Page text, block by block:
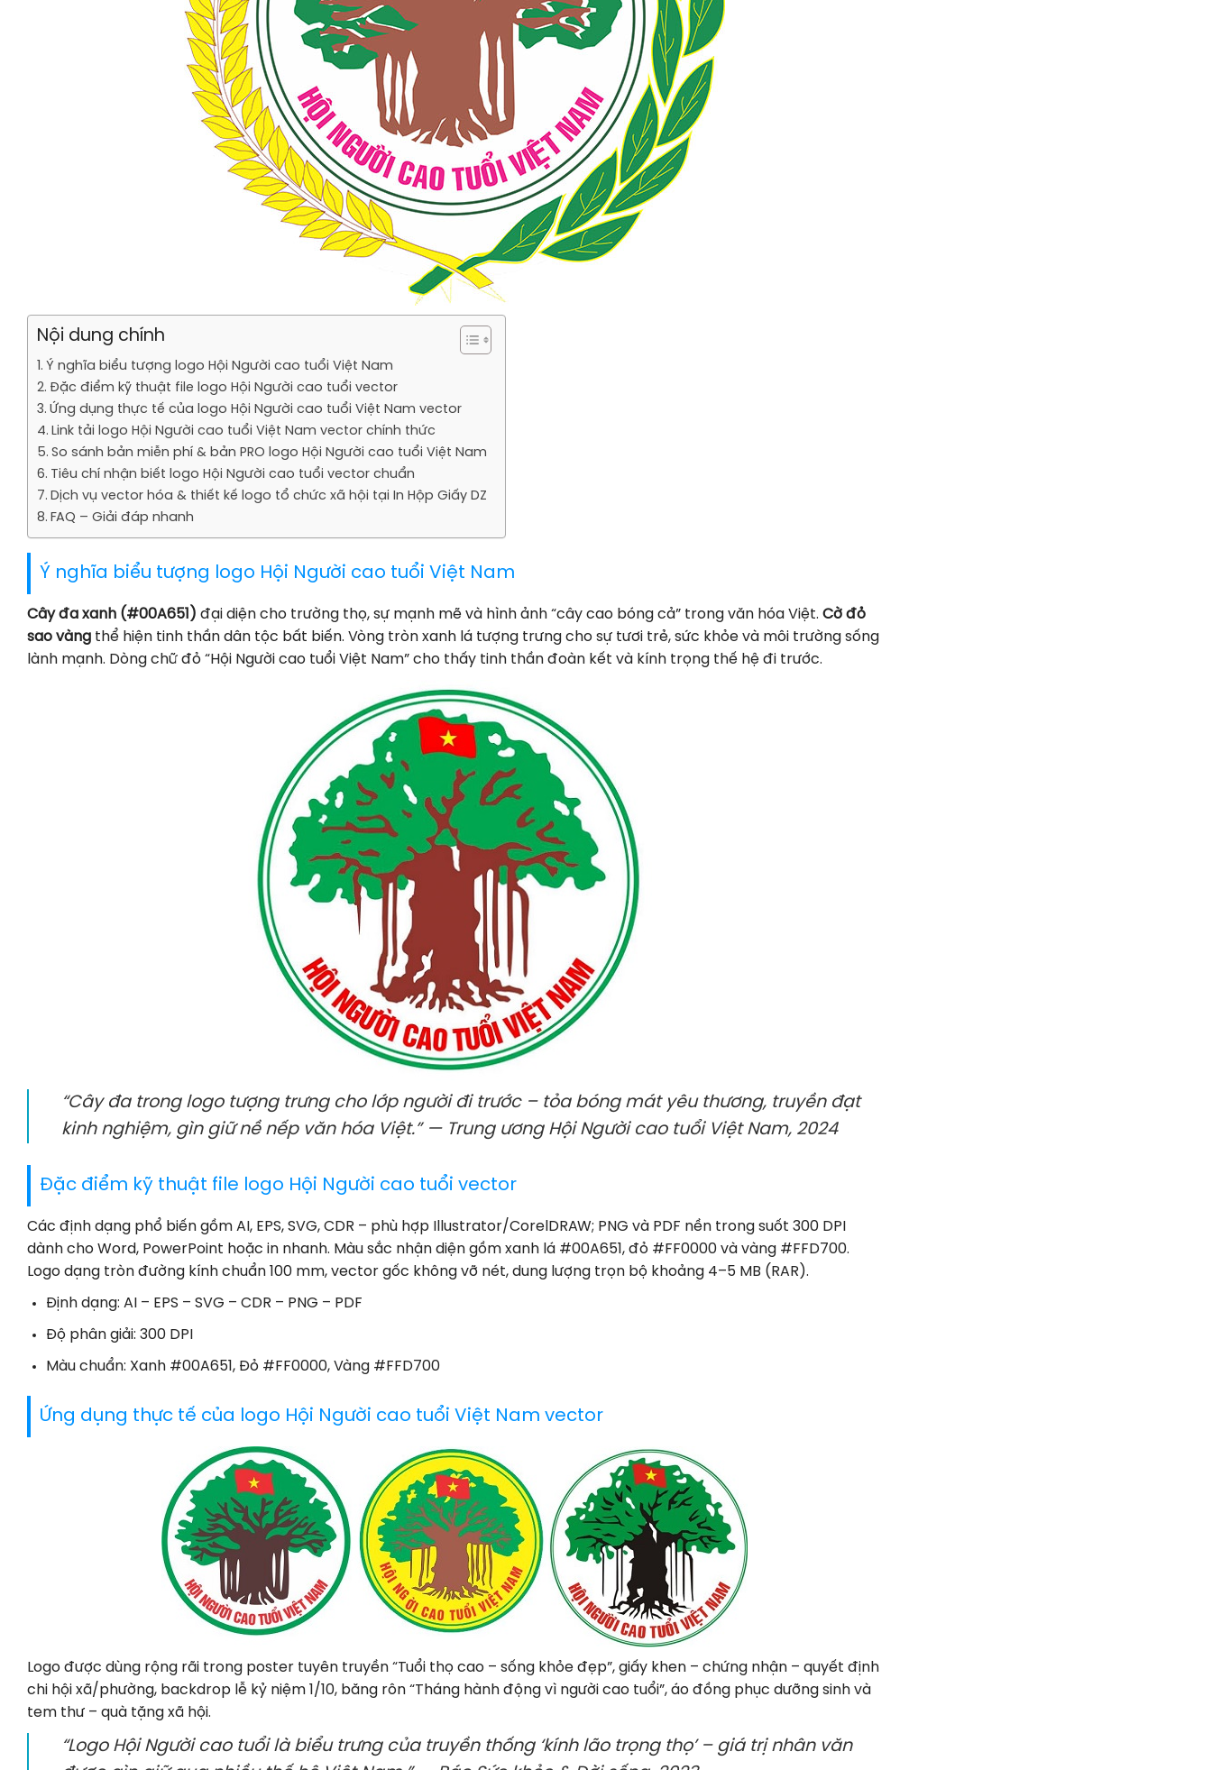
Nội dung chính
Ý nghĩa biểu tượng logo Hội Người cao tuổi Việt Nam
Đặc điểm kỹ thuật file logo Hội Người cao tuổi vector
Ứng dụng thực tế của logo Hội Người cao tuổi Việt Nam vector
Link tải logo Hội Người cao tuổi Việt Nam vector chính thức
So sánh bản miễn phí & bản PRO logo Hội Người cao tuổi Việt Nam
Tiêu chí nhận biết logo Hội Người cao tuổi vector chuẩn
Dịch vụ vector hóa & thiết kế logo tổ chức xã hội tại In Hộp Giấy DZ
FAQ – Giải đáp nhanh
Ý nghĩa biểu tượng logo Hội Người cao tuổi Việt Nam
Cây đa xanh (#00A651) đại diện cho trường thọ, sự mạnh mẽ và hình ảnh “cây cao bóng cả” trong văn hóa Việt. Cờ đỏ
sao vàng thể hiện tinh thần dân tộc bất biến. Vòng tròn xanh lá tượng trưng cho sự tươi trẻ, sức khỏe và môi trường sống
lành mạnh. Dòng chữ đỏ “Hội Người cao tuổi Việt Nam” cho thấy tinh thần đoàn kết và kính trọng thế hệ đi trước.
“Cây đa trong logo tượng trưng cho lớp người đi trước – tỏa bóng mát yêu thương, truyền đạt
kinh nghiệm, gìn giữ nề nếp văn hóa Việt.” — Trung ương Hội Người cao tuổi Việt Nam, 2024
Đặc điểm kỹ thuật file logo Hội Người cao tuổi vector
Các định dạng phổ biến gồm AI, EPS, SVG, CDR – phù hợp Illustrator/CorelDRAW; PNG và PDF nền trong suốt 300 DPI
dành cho Word, PowerPoint hoặc in nhanh. Màu sắc nhận diện gồm xanh lá #00A651, đỏ #FF0000 và vàng #FFD700.
Logo dạng tròn đường kính chuẩn 100 mm, vector gốc không vỡ nét, dung lượng trọn bộ khoảng 4–5 MB (RAR).
Định dạng: AI – EPS – SVG – CDR – PNG – PDF
Độ phân giải: 300 DPI
Màu chuẩn: Xanh #00A651, Đỏ #FF0000, Vàng #FFD700
Ứng dụng thực tế của logo Hội Người cao tuổi Việt Nam vector
Logo được dùng rộng rãi trong poster tuyên truyền “Tuổi thọ cao – sống khỏe đẹp”, giấy khen – chứng nhận – quyết định
chi hội xã/phường, backdrop lễ kỷ niệm 1/10, băng rôn “Tháng hành động vì người cao tuổi”, áo đồng phục dưỡng sinh và
tem thư – quà tặng xã hội.
“Logo Hội Người cao tuổi là biểu trưng của truyền thống ‘kính lão trọng thọ’ – giá trị nhân văn